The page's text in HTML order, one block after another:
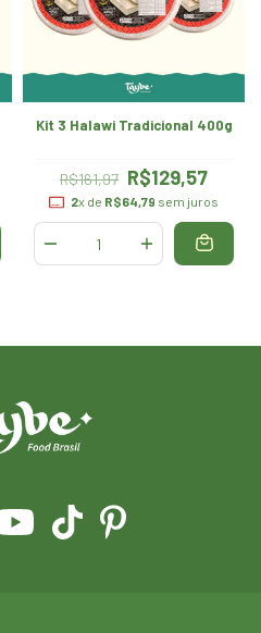
Kit 3 Halawi Tradicional 400g
R$161,97 R$129,57
2x de R$64,79 sem juros